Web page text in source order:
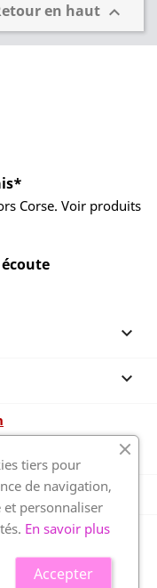
en haut 
Corse. Voir produits



Garantis,cliquez ici pour
par Wess
tiers pour
de navigation,
personnaliser
En savoir plus
Accepter